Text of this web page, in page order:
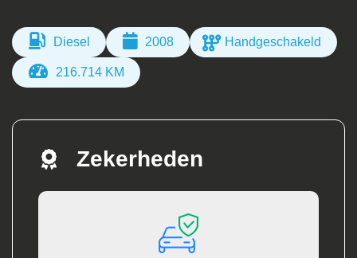
Diesel 2008 Handgeschakeld
216.714 KM
Zekerheden